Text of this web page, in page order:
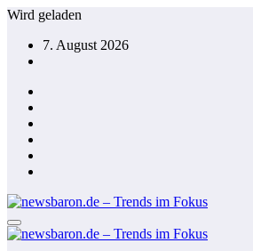
Zum
springen
Wird geladen
7. August 2026